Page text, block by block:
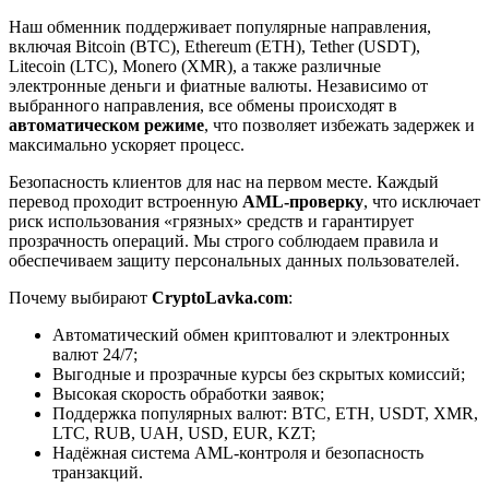
Наш обменник поддерживает популярные направления,
включая Bitcoin (BTC), Ethereum (ETH), Tether (USDT),
Litecoin (LTC), Monero (XMR), а также различные
электронные деньги и фиатные валюты. Независимо от
выбранного направления, все обмены происходят в
автоматическом режиме, что позволяет избежать задержек и
максимально ускоряет процесс.
Безопасность клиентов для нас на первом месте. Каждый
перевод проходит встроенную AML-проверку, что исключает
риск использования «грязных» средств и гарантирует
прозрачность операций. Мы строго соблюдаем правила и
обеспечиваем защиту персональных данных пользователей.
Почему выбирают CryptoLavka.com:
Автоматический обмен криптовалют и электронных
валют 24/7;
Выгодные и прозрачные курсы без скрытых комиссий;
Высокая скорость обработки заявок;
Поддержка популярных валют: BTC, ETH, USDT, XMR,
LTC, RUB, UAH, USD, EUR, KZT;
Надёжная система AML-контроля и безопасность
транзакций.